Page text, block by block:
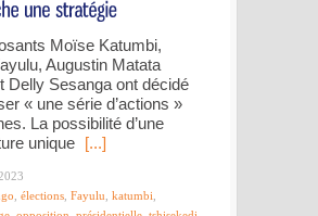
Moïse Katumbi,
Augustin Matata
Delly Sesanga ont décidé
« une série d’actions »
La possibilité d’une
unique [...]
élections Fayulu katumbi